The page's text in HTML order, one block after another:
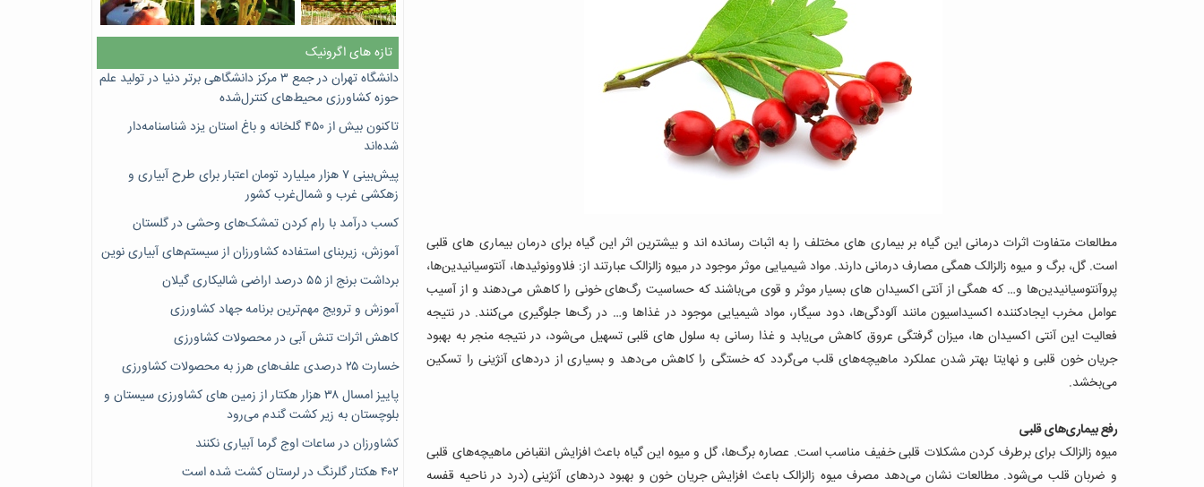
مطالعات متفاوت اثرات درمانی این گیاه بر بیماری‌ های مختلف را به اثبات رسانده‌ اند و بیشترین اثر این گیاه برای درمان بیماری‌ های قلبی
است. گل، برگ و میوه زالزالک همگی مصارف درمانی دارند. مواد شیمیایی موثر موجود در میوه زالزالک عبارتند از: فلاوونوئید‌ها، آنتوسیانیدین‌ها،
پروآنتوسیانیدین‌ها و… که همگی از آنتی‌ اکسیدان‌ های بسیار موثر و قوی می‌باشند که حساسیت رگ‌های خونی را کاهش می‌دهند و از آسیب
عوامل مخرب ایجادکننده اکسیداسیون مانند آلودگی‌‌ها، دود سیگار، مواد شیمیایی موجود در غذا‌ها و… در رگ‌ها جلوگیری می‌کنند. در نتیجه
فعالیت این آنتی‌ اکسیدان‌ ها، میزان گرفتگی عروق کاهش می‌یابد و غذا رسانی به سلول‌ های قلبی تسهیل می‌شود، در نتیجه منجر به بهبود
جریان خون قلبی و نهایتا بهتر شدن عملکرد ماهیچه‌های قلب می‌گردد که خستگی را کاهش می‌دهد و بسیاری از دردهای آنژینی را تسکین
می‌بخشد.
رفع بیماری‌های قلبی
میوه زالزالک برای برطرف کردن مشکلات قلبی خفیف مناسب است. عصاره برگ‌ها، گل و میوه این گیاه باعث افزایش انقباض ماهیچه‌های قلبی
و ضربان قلب می‌شود. مطالعات نشان می‌دهد مصرف میوه زالزالک باعث افزایش جریان خون و بهبود دردهای آنژینی (درد در ناحیه قفسه
تازه های اگرونیک
دانشگاه تهران در جمع ۳ مرکز دانشگاهی برتر دنیا در تولید علم
حوزه کشاورزی محیط‌های کنترل‌شده
تاکنون بیش از ۴۵۰ گلخانه و باغ استان یزد شناسنامه‌دار
شده‌اند
پیش‌بینی ۷‌ هزار میلیارد تومان اعتبار برای طرح آبیاری و
زهکشی غرب و شمال‌غرب کشور
کسب درآمد با رام کردن تمشک‌های وحشی در گلستان
آموزش، زیربنای استفاده کشاورزان از سیستم‌های آبیاری نوین
برداشت برنج از ۵۵ درصد اراضی شالیکاری گیلان
آموزش و ترویج مهم‌ترین برنامه جهاد کشاورزی
کاهش اثرات تنش آبی در محصولات کشاورزی
خسارت ۲۵ درصدی علف‌های هرز به محصولات کشاورزی
پاییز امسال ۳۸ هزار هکتار از زمین های کشاورزی سیستان و
بلوچستان به زیر کشت گندم می‌رود
کشاورزان در ساعات اوج گرما آبیاری نکنند
۴۰۲ هکتار گلرنگ در لرستان کشت شده است